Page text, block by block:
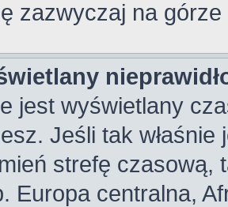
zazwyczaj na
jest wyświetlany
Jeśli tak
strefę czasową,
Europa centralna,